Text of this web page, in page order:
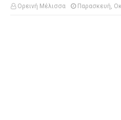
Ορεινή Μέλισσα Παρασκευή,